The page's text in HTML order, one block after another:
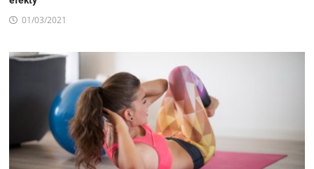
01/03/2021